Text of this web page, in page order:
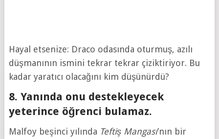
Hayal etsenize: Draco odasında oturmuş, azılı
düşmanının ismini tekrar tekrar çiziktiriyor. Bu
kadar yaratıcı olacağını kim düşünürdü?
8. Yanında onu destekleyecek
yeterince öğrenci bulamaz.
Malfoy beşinci yılında Teftiş Mangası’nın bir